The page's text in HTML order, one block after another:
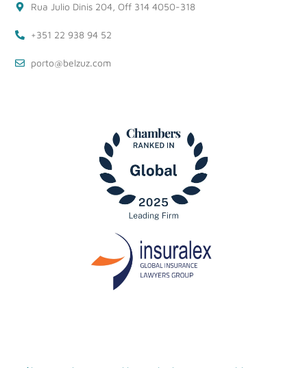
Rua Julio Dinis 204, Off 314 4050-318
+351 22 938 94 52
porto@belzuz.com